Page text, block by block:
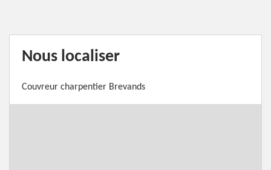
Nous localiser
Couvreur charpentier Brevands